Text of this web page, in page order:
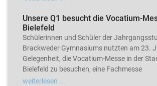
Unsere Q1 besucht die Vocatium-
Bielefeld
Schülerinnen und Schüler der
Brackweder Gymnasiums nutzten am 23.
Gelegenheit, die Vocatium-Messe in der
Bielefeld zu besuchen, eine Fachmesse
weiterlesen ...